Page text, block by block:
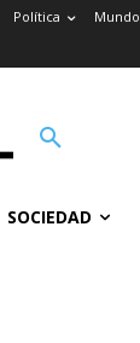
Política Mundo
SOCIEDAD